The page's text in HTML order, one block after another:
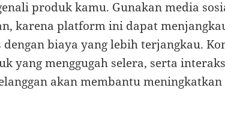
produk kamu. Gunakan media
karena platform ini dapat
biaya yang lebih terjangkau.
yang menggugah selera, serta
akan membantu